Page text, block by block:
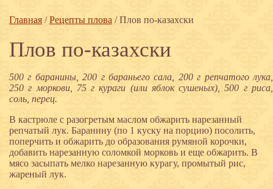
Главная /Рецепты плова /Плов по-казахски
Плов по-казахски
500 г баранины, 200 г бараньего сала, 200 г репчатого лука,
250 г моркови, 75 г кураги (или яблок сушеных), 500 г риса,
соль, перец.
В кастрюле с разогретым маслом обжарить нарезанный
репчатый лук. Баранину (по 1 куску на порцию) посолить,
поперчить и обжарить до образования румяной корочки,
добавить нарезанную соломкой морковь и еще обжарить. В
мясо засыпать мелко нарезанную курагу, промытый рис,
жареный лук.